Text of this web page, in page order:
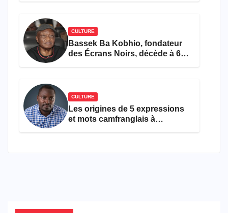
CULTURE
Bassek Ba Kobhio, fondateur
des Écrans Noirs, décède à 69
CULTURE
Les origines de 5 expressions
et mots camfranglais à